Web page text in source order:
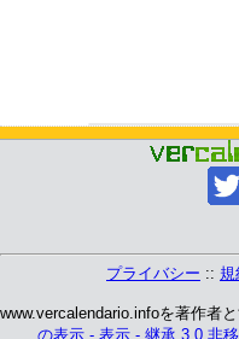
プライバシー :: 規
www.vercalendario.infoを著作者
の表示 - 表示 - 継承 3.0 非